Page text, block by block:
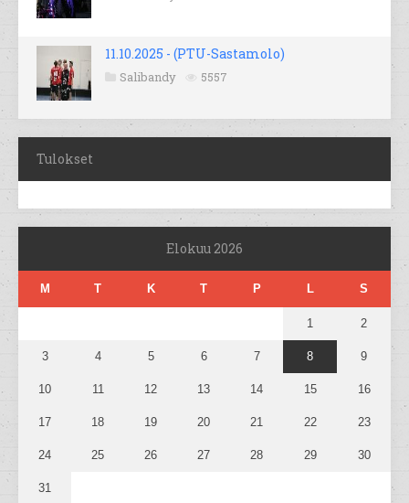
11.10.2025 - (PTU-Sastamolo)
Salibandy 5557
Tulokset
Elokuu 2026
M T K T P L S
1 2
3 4 5 6 7 8 9
10 11 12 13 14 15 16
17 18 19 20 21 22 23
24 25 26 27 28 29 30
31